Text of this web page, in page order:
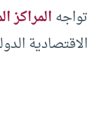
تواجهالمراكز
الاقتصادية